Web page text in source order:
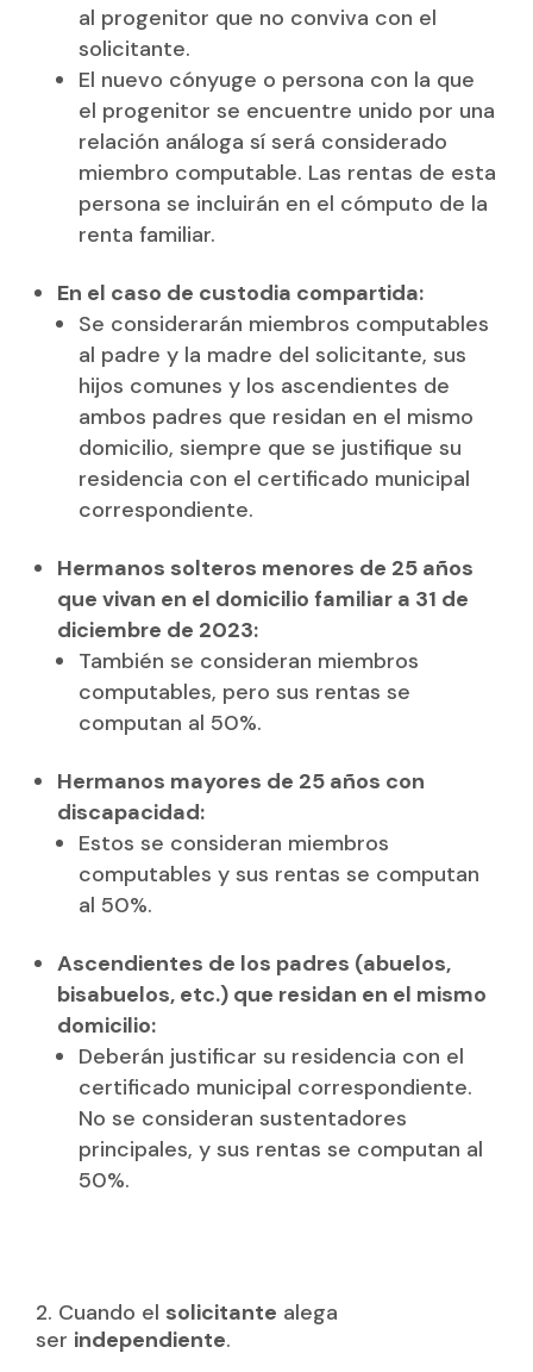
al progenitor que no conviva con el
solicitante.
El nuevo cónyuge o persona con la que
el progenitor se encuentre unido por una
relación análoga sí será considerado
miembro computable. Las rentas de esta
persona se incluirán en el cómputo de la
renta familiar.
En el caso de custodia compartida:
Se considerarán miembros computables
al padre y la madre del solicitante, sus
hijos comunes y los ascendientes de
ambos padres que residan en el mismo
domicilio, siempre que se justifique su
residencia con el certificado municipal
correspondiente.
Hermanos solteros menores de 25 años
que vivan en el domicilio familiar a 31 de
diciembre de 2023:
También se consideran miembros
computables, pero sus rentas se
computan al 50%.
Hermanos mayores de 25 años con
discapacidad:
Estos se consideran miembros
computables y sus rentas se computan
al 50%.
Ascendientes de los padres (abuelos,
bisabuelos, etc.) que residan en el mismo
domicilio:
Deberán justificar su residencia con el
certificado municipal correspondiente.
No se consideran sustentadores
principales, y sus rentas se computan al
50%.
2. Cuando el solicitante alega
ser independiente.